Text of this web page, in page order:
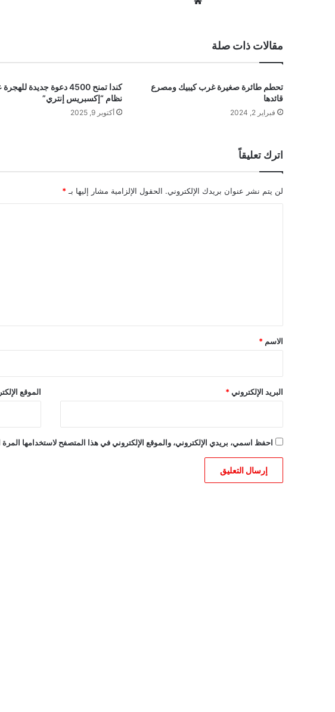
مقالات ذات صلة
تحطم طائرة صغيرة غرب كيبيك ومصرع
قائدها
فبراير 2, 2024
كندا تمنح 4500 دعوة جديدة
نظام “إكسبريس إنتري”
أكتوبر 9, 2025
اترك تعليقاً
لن يتم نشر عنوان بريدك الإلكتروني. الحقول الإلزامية مشار إليها بـ *
*
الاسم *
البريد الإلكتروني * الموقع
احفظ اسمي، بريدي الإلكتروني، والموقع الإلكتروني في هذا المتصفح لاستخدامها المرة